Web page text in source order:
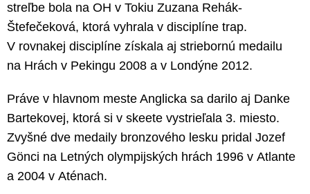
streľbe bola na OH v Tokiu Zuzana Rehák-
Štefečeková, ktorá vyhrala v disciplíne trap.
V rovnakej disciplíne získala aj striebornú medailu
na Hrách v Pekingu 2008 a v Londýne 2012.
Práve v hlavnom meste Anglicka sa darilo aj Danke
Bartekovej, ktorá si v skeete vystrieľala 3. miesto.
Zvyšné dve medaily bronzového lesku pridal Jozef
Gönci na Letných olympijských hrách 1996 v Atlante
a 2004 v Aténach.